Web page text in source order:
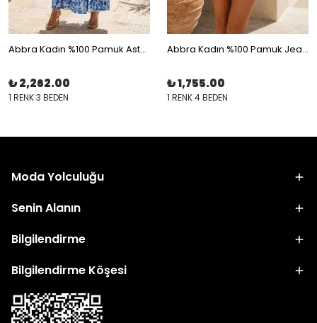
Abbra Kadın %100 Pamuk Astarlı Boyundan Bağlamalı Elbise
₺ 2,262.00
1 RENK 3 BEDEN
Abbra Kadın %100 Pamuk Jean Şort
₺ 1,755.00
1 RENK 4 BEDEN
Moda Yolculuğu
Senin Alanın
Bilgilendirme
Bilgilendirme Köşesi